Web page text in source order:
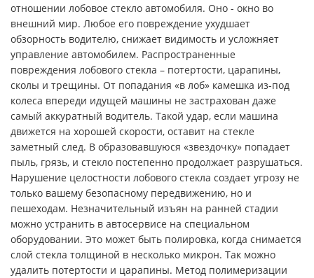
отношении лобовое стекло автомобиля. Оно - окно во
внешний мир. Любое его повреждение ухудшает
обзорность водителю, снижает видимость и усложняет
управление автомобилем. Распространенные
повреждения лобового стекла – потертости, царапины,
сколы и трещины. От попадания «в лоб» камешка из-под
колеса впереди идущей машины не застрахован даже
самый аккуратный водитель. Такой удар, если машина
движется на хорошей скорости, оставит на стекле
заметный след. В образовавшуюся «звездочку» попадает
пыль, грязь, и стекло постепенно продолжает разрушаться.
Нарушение целостности лобового стекла создает угрозу не
только вашему безопасному передвижению, но и
пешеходам. Незначительный изъян на ранней стадии
можно устранить в автосервисе на специальном
оборудовании. Это может быть полировка, когда снимается
слой стекла толщиной в несколько микрон. Так можно
удалить потертости и царапины. Метод полимеризации